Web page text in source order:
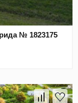
№ 1823175